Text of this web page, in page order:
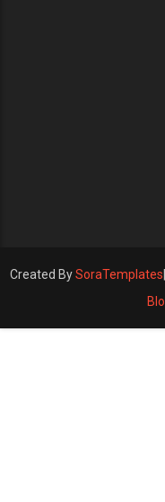
Created BySoraTemplates